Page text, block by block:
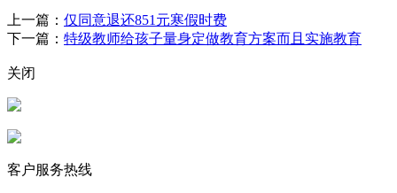
上一篇： 仅同意退还851元寒假时费
下一篇： 特级教师给孩子量身定做教育方案而且实施教育
关闭
客户服务热线